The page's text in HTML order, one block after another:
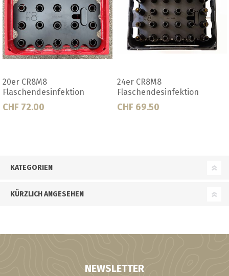
Blast der Flaschenspüler
CHF 17.50
Blast Ersatzdüsen
CHF 8.50
KATEGORIEN
KÜRZLICH ANGESEHEN
NEWSLETTER